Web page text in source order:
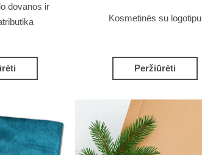
dovanos ir
Kosmetinės su logotipu
Peržiūrėti